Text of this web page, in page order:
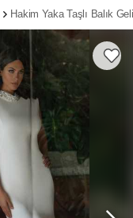
Hakim Yaka Taşlı Balık